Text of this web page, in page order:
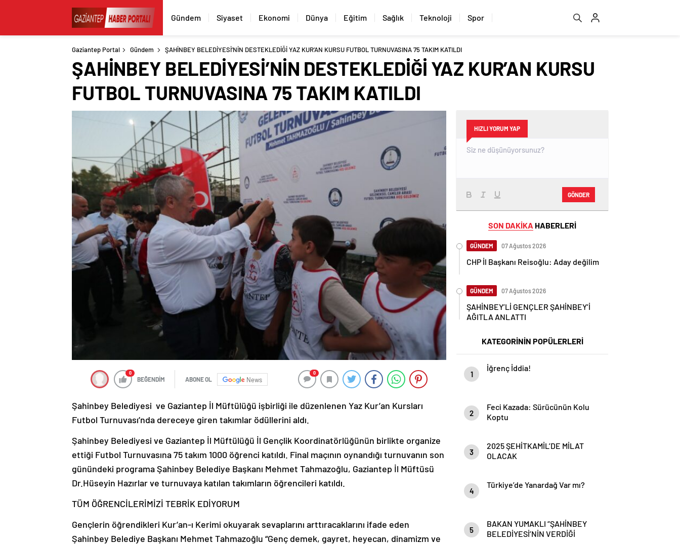
Gündem Siyaset Ekonomi Dünya Eğitim Sağlık Teknoloji Spor
Gaziantep Portal Gündem ŞAHİNBEY BELEDİYESİ’NİN DESTEKLEDİĞİ YAZ KUR’AN KURSU FUTBOL TURNUVASINA 75 TAKIM KATILDI
ŞAHİNBEY BELEDİYESİ’NİN DESTEKLEDİĞİ YAZ KUR’AN KURSU
FUTBOL TURNUVASINA 75 TAKIM KATILDI
0
BEĞENDİM ABONE OL News
0
Şahinbey Belediyesi ve Gaziantep İl Müftülüğü işbirliği ile düzenlenen Yaz Kur’an Kursları
Futbol Turnuvası’nda dereceye giren takımlar ödüllerini aldı.
Şahinbey Belediyesi ve Gaziantep İl Müftülüğü İl Gençlik Koordinatörlüğünün birlikte organize
ettiği Futbol Turnuvasına 75 takım 1000 öğrenci katıldı. Final maçının oynandığı turnuvanın son
günündeki programa Şahinbey Belediye Başkanı Mehmet Tahmazoğlu, Gaziantep İl Müftüsü
Dr.Hüseyin Hazırlar ve turnuvaya katılan takımların öğrencileri katıldı.
TÜM ÖĞRENCİLERİMİZİ TEBRİK EDİYORUM
Gençlerin öğrendikleri Kur’an-ı Kerimi okuyarak sevaplarını arttıracaklarını ifade eden
Şahinbey Belediye Başkanı Mehmet Tahmazoğlu “Genç demek, gayret, heyecan, dinamizm ve
HIZLI YORUM YAP
GÖNDER
SON DAKİKA HABERLERİ
GÜNDEM 07 Ağustos 2026
CHP İl Başkanı Reisoğlu: Aday değilim
GÜNDEM 07 Ağustos 2026
ŞAHİNBEY’Lİ GENÇLER ŞAHİNBEY’İ
AĞITLA ANLATTI
KATEGORİNİN POPÜLERLERİ
1
İğrenç İddia!
2
Feci Kazada: Sürücünün Kolu
Koptu
3
2025 ŞEHİTKAMİL’DE MİLAT
OLACAK
4
Türkiye’de Yanardağ Var mı?
5
BAKAN YUMAKLI “ŞAHİNBEY
BELEDİYESİ’NİN VERDİĞİ